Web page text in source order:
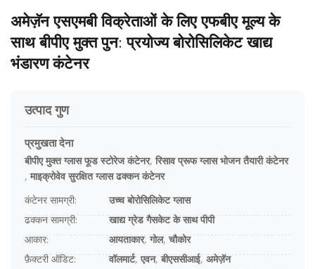
अमेज़ॅन एसएमबी विक्रेताओं के लिए एफबीए मूल्य के
साथ बीपीए मुक्त पुन: प्रयोज्य बोरोसिलिकेट खाद्य
भंडारण कंटेनर
उत्पाद गुण
प्रमुखता देना
बीपीए मुक्त ग्लास फूड स्टोरेज कंटेनर, रिसाव प्रूफ ग्लास भोजन तैयारी कंटेनर
, माइक्रोवेव सुरक्षित ग्लास ढक्कन कंटेनर
कंटेनर सामग्री:
उच्च बोरोसिलिकेट ग्लास
ढक्कन सामग्री:
खाद्य ग्रेड गैसकेट के साथ पीपी
आकार:
आयताकार, गोल, चौकोर
फ़ैक्टरी ऑडिट:
वॉलमार्ट, एवन, बीएससीआई, अमेज़ॅन